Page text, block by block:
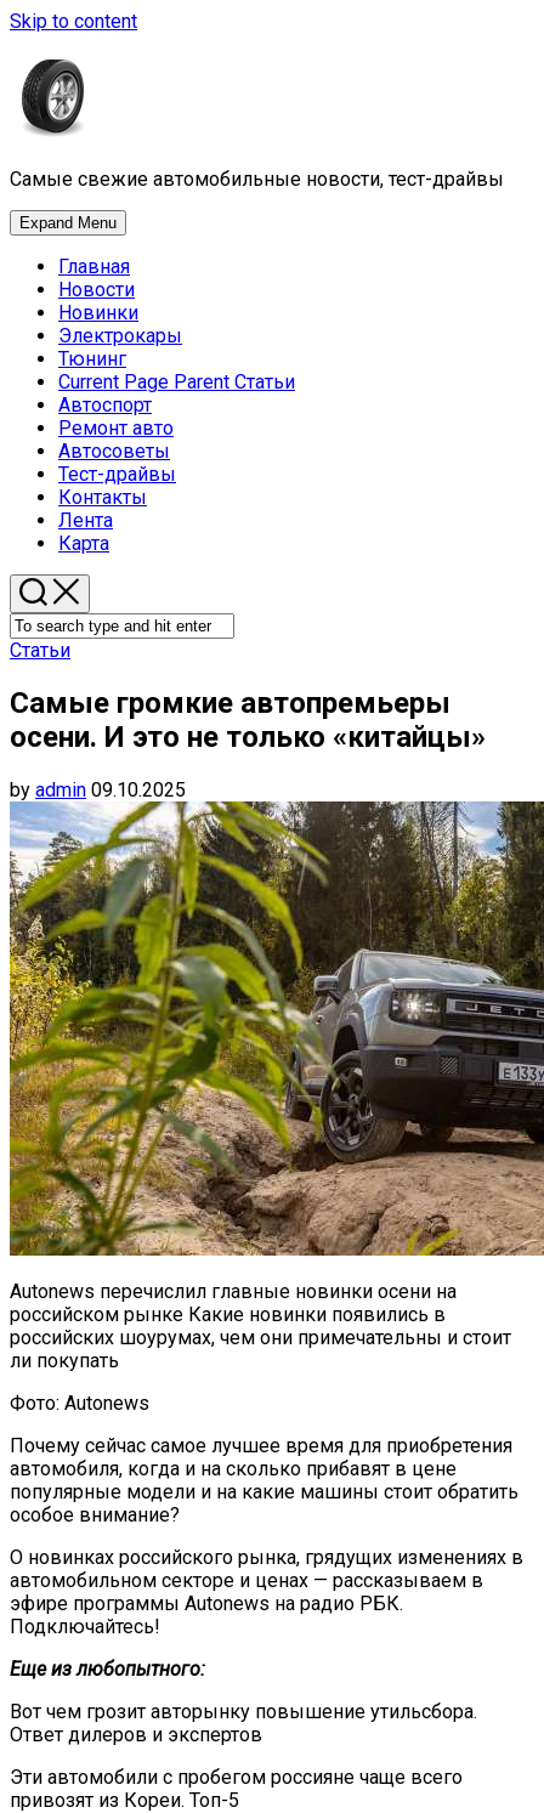
Skip to content
Самые свежие автомобильные новости, тест-драйвы
Expand Menu
Главная
Новости
Новинки
Электрокары
Тюнинг
Current Page Parent Статьи
Автоспорт
Ремонт авто
Автосоветы
Тест-драйвы
Контакты
Лента
Карта
Статьи
Самые громкие автопремьеры
осени. И это не только «китайцы»
by admin 09.10.2025
Autonews перечислил главные новинки осени на
российском рынке Какие новинки появились в
российских шоурумах, чем они примечательны и стоит
ли покупать
Фото: Autonews
Почему сейчас самое лучшее время для приобретения
автомобиля, когда и на сколько прибавят в цене
популярные модели и на какие машины стоит обратить
особое внимание?
О новинках российского рынка, грядущих изменениях в
автомобильном секторе и ценах — рассказываем в
эфире программы Autonews на радио РБК.
Подключайтесь!
Еще из любопытного:
Вот чем грозит авторынку повышение утильсбора.
Ответ дилеров и экспертов
Эти автомобили с пробегом россияне чаще всего
привозят из Кореи. Топ-5